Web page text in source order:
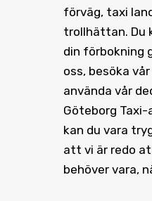
förväg, taxi
trollhättan. Du
din förbokning
oss, besöka
använda vår
Göteborg
kan du vara
att vi är redo
behöver vara,